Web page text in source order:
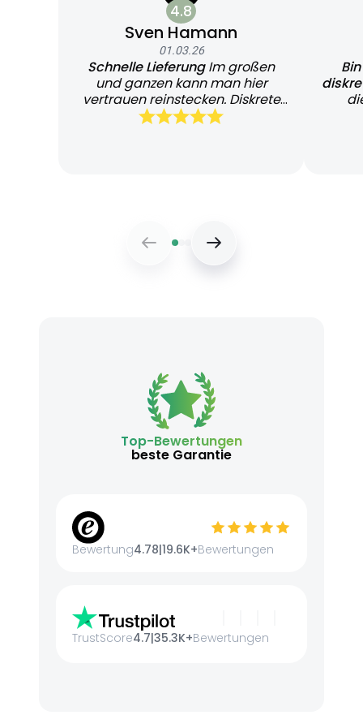
4.8
Sven Hamann
01.03.26
Schnelle LieferungIm großen
und ganzen kann man hier
vertrauen reinstecken. Diskrete
und schnelle Lieferung
Top-Bewertungen
beste Garantie
Bewertung4.78|19.6K+Bewertungen
TrustScore4.7|35.3K+Bewertungen